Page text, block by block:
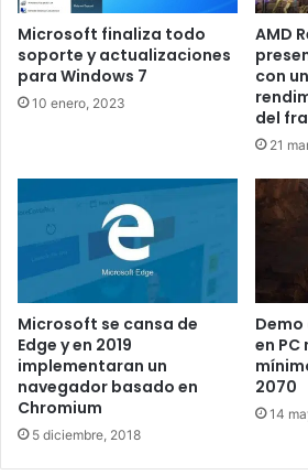
Plus de los Comet Lake se dan
ha corregido en estos drivers, siendo
destacable para juegos.
Dentro de los problemas conocidos
tenemos una lista un poco más larga.
inesperados y/o congelaciones en
Red Dead Redemption 2 con la
Call of Duty: Modern Warfare
Tom Clancy’s Ghost Recon
DirectX 11
Horizon Zero Dawn con la API
Además se han detectado pequeñas
los siguientes juegos:
Microsoft finaliza todo
soporte y actualizaciones
para Windows 7
10 enero, 2023
AMD
con
del
21
Microsoft se cansa de
Edge y en 2019
implementaran un
navegador basado en
Chromium
5 diciembre, 2018
Demo
en
2070
14